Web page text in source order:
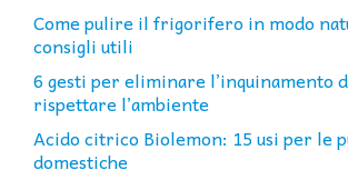
Come pulire il frigorifero in modo
consigli utili
6 gesti per eliminare l’inquinamento
rispettare l’ambiente
Acido citrico Biolemon: 15 usi per le
domestiche